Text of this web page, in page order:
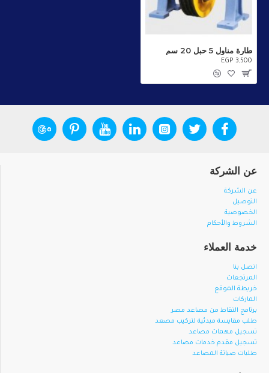
طارة مناول 5 حبل 20 سم
EGP 3,500
عن الشركة
عن الشركة
التوصيل
الخصوصية
الشروط والأحكام
خدمة العملاء
اتصل بنا
المرتجعات
خريطة الموقع
الماركات
برنامج النقاط من مصاعد مصر
طلب مقايسة مبدئية لتركيب مصعد
تسجيل مهمات مصاعد
تسجيل مقدم خدمات مصاعد
طلبات صيانة المصاعد